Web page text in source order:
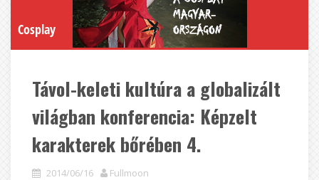
Cosplay
Távol-keleti kultúra a globalizált
világban konferencia: Képzelt
karakterek bőrében 4.
2014/06/16 Fullmoon